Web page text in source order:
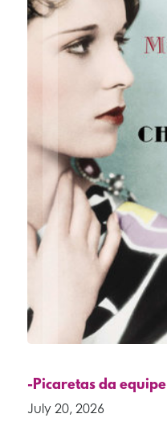
-Picaretas da equipe
July 20, 2026